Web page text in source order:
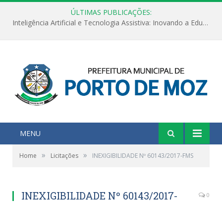
ÚLTIMAS PUBLICAÇÕES:
Inteligência Artificial e Tecnologia Assistiva: Inovando a Educação Especial e Inclusiva
MENU
Home » Licitações » INEXIGIBILIDADE Nº 60143/2017-FMS
INEXIGIBILIDADE Nº 60143/2017-
0